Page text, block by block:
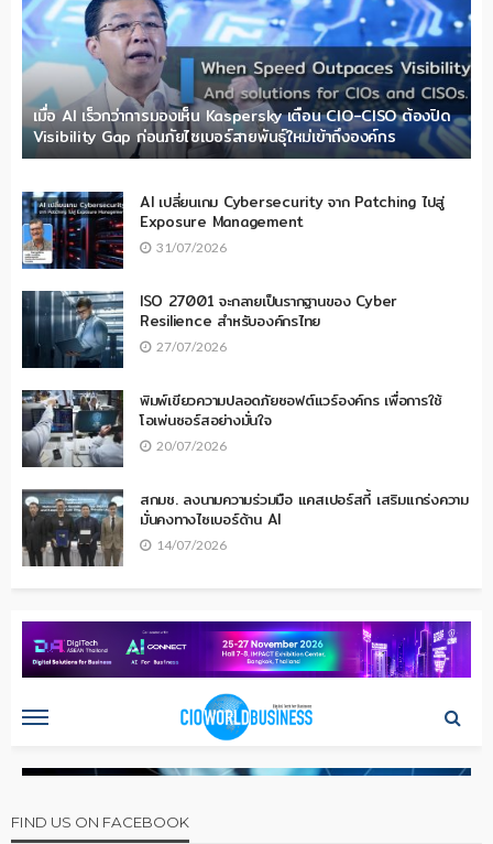
เมื่อ AI เร็วกว่าการมองเห็น Kaspersky เตือน CIO-CISO ต้องปิด
Visibility Gap ก่อนภัยไซเบอร์สายพันธุ์ใหม่เข้าถึงองค์กร
AI เปลี่ยนเกม Cybersecurity จาก Patching ไปสู่
Exposure Management
31/07/2026
ISO 27001 จะกลายเป็นรากฐานของ Cyber
Resilience สำหรับองค์กรไทย
27/07/2026
พิมพ์เขียวความปลอดภัยซอฟต์แวร์องค์กร เพื่อการใช้
โอเพ่นซอร์สอย่างมั่นใจ
20/07/2026
สกมช. ลงนามความร่วมมือ แคสเปอร์สกี้ เสริมแกร่งความ
มั่นคงทางไซเบอร์ด้าน AI
14/07/2026
FIND US ON FACEBOOK